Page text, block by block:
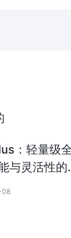
：轻量级
与灵活性的
08